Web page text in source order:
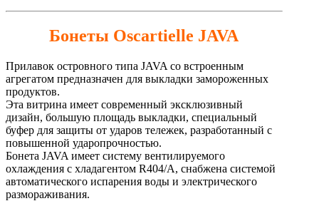
Бонеты Oscartielle JAVA
Прилавок островного типа JAVA со встроенным
агрегатом предназначен для выкладки замороженных
продуктов.
Эта витрина имеет современный эксклюзивный
дизайн, большую площадь выкладки, специальный
буфер для защиты от ударов тележек, разработанный с
повышенной ударопрочностью.
Бонета JAVA имеет систему вентилируемого
охлаждения с хладагентом R404/A, снабжена системой
автоматического испарения воды и электрического
размораживания.